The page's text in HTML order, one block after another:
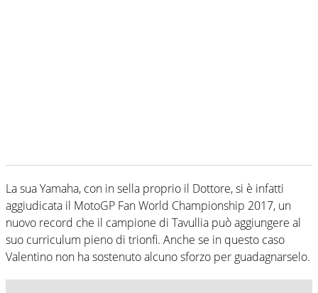
La sua Yamaha, con in sella proprio il Dottore, si è infatti
aggiudicata il MotoGP Fan World Championship 2017, un
nuovo record che il campione di Tavullia può aggiungere al
suo curriculum pieno di trionfi. Anche se in questo caso
Valentino non ha sostenuto alcuno sforzo per guadagnarselo.